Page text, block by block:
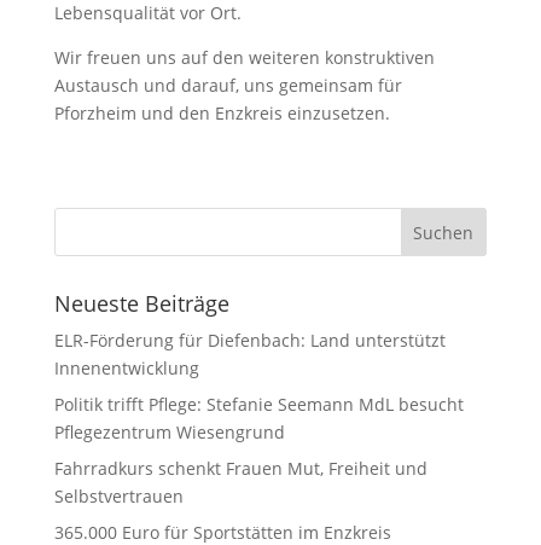
Lebensqualität vor Ort.
Wir freuen uns auf den weiteren konstruktiven
Austausch und darauf, uns gemeinsam für
Pforzheim und den Enzkreis einzusetzen.
Neueste Beiträge
ELR-Förderung für Diefenbach: Land unterstützt
Innenentwicklung
Politik trifft Pflege: Stefanie Seemann MdL besucht
Pflegezentrum Wiesengrund
Fahrradkurs schenkt Frauen Mut, Freiheit und
Selbstvertrauen
365.000 Euro für Sportstätten im Enzkreis